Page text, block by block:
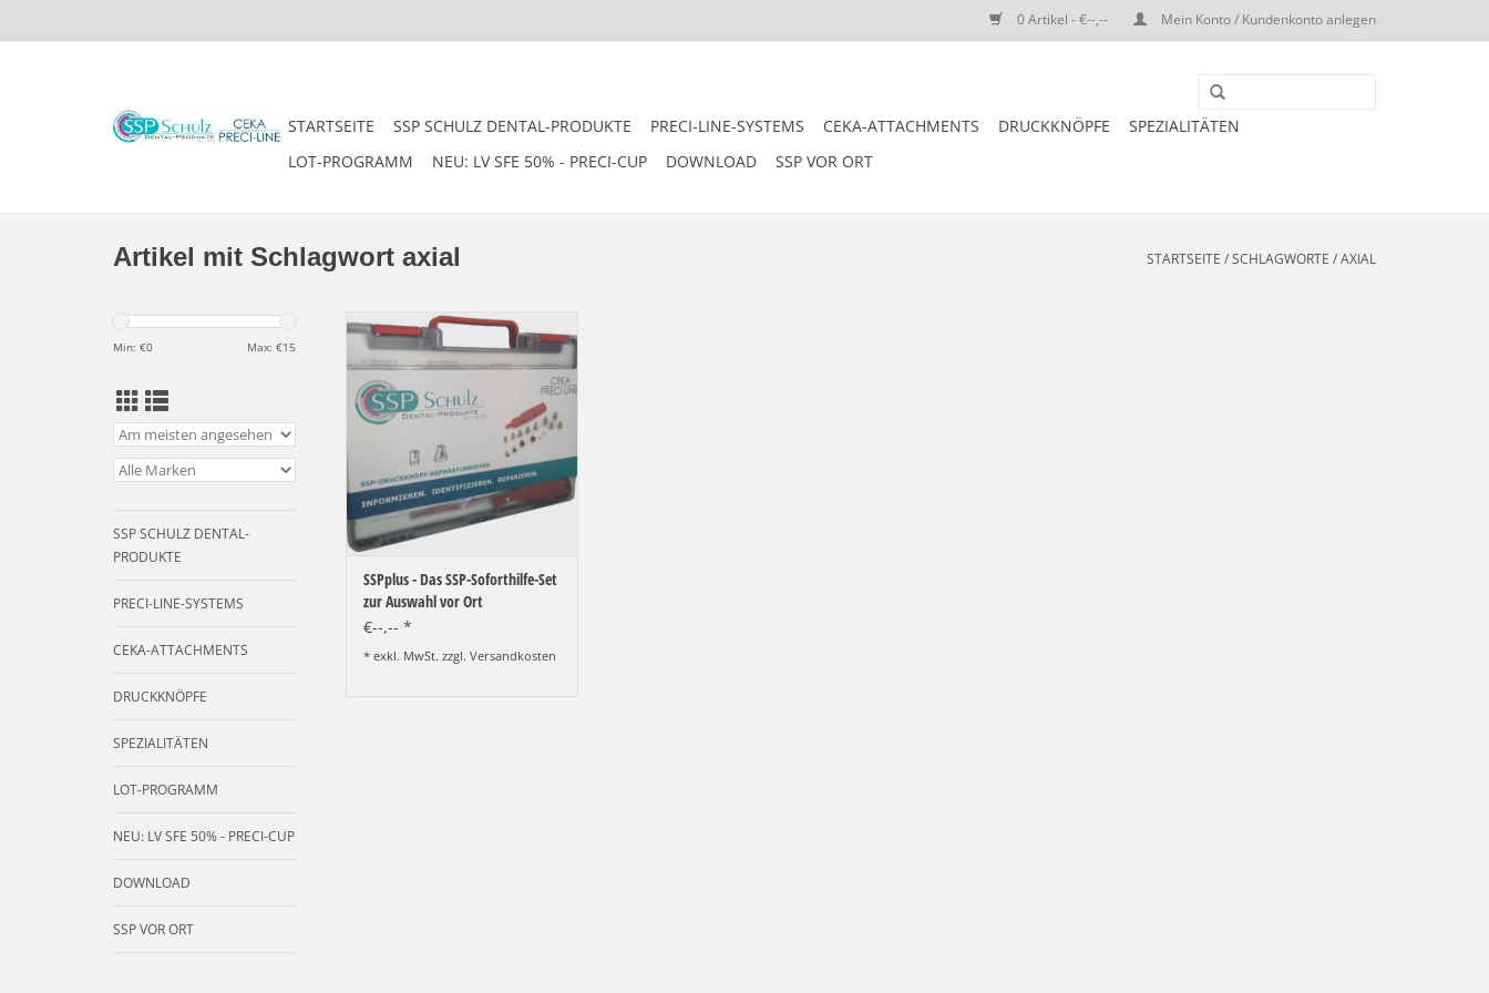
0 Artikel - €--,-- Mein Konto / Kundenkonto anlegen
STARTSEITE SSP SCHULZ DENTAL-PRODUKTE PRECI-LINE-SYSTEMS CEKA-ATTACHMENTS DRUCKKNÖPFE
SPEZIALITÄTEN
LOT-PROGRAMM
NEU: LV SFE 50% - PRECI-CUP DOWNLOAD SSP VOR ORT
Artikel mit Schlagwort axial STARTSEITE /SCHLAGWORTE /AXIAL
Min: €0 Max: €15
SSP SCHULZ DENTAL-
PRODUKTE
PRECI-LINE-SYSTEMS
CEKA-ATTACHMENTS
DRUCKKNÖPFE
SPEZIALITÄTEN
LOT-PROGRAMM
NEU: LV SFE 50% - PRECI-CUP
DOWNLOAD
SSP VOR ORT
SSPplus -
Alle gängigen Patrizen und Hilfsteile
in einem Set zur direkten Auswahl vor Ort.
Sie zahlen lediglich für Versand
und nach Rücksendung für die
entnommenen Teile.
ZUM WARENKORB HINZUFÜGEN
SSPplus - Das SSP-Soforthilfe-Set
zur Auswahl vor Ort
€--,-- *
* exkl. MwSt. zzgl. Versandkosten